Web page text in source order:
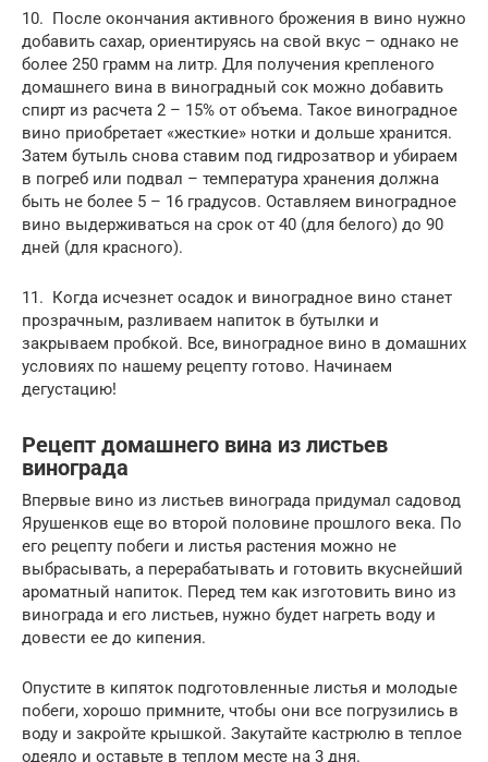
10. После окончания активного брожения в вино нужно
добавить сахар, ориентируясь на свой вкус – однако не
более 250 грамм на литр. Для получения крепленого
домашнего вина в виноградный сок можно добавить
спирт из расчета 2 – 15% от объема. Такое виноградное
вино приобретает «жесткие» нотки и дольше хранится.
Затем бутыль снова ставим под гидрозатвор и убираем
в погреб или подвал – температура хранения должна
быть не более 5 – 16 градусов. Оставляем виноградное
вино выдерживаться на срок от 40 (для белого) до 90
дней (для красного).
11. Когда исчезнет осадок и виноградное вино станет
прозрачным, разливаем напиток в бутылки и
закрываем пробкой. Все, виноградное вино в домашних
условиях по нашему рецепту готово. Начинаем
дегустацию!
Рецепт домашнего вина из листьев
винограда
Впервые вино из листьев винограда придумал садовод
Ярушенков еще во второй половине прошлого века. По
его рецепту побеги и листья растения можно не
выбрасывать, а перерабатывать и готовить вкуснейший
ароматный напиток. Перед тем как изготовить вино из
винограда и его листьев, нужно будет нагреть воду и
довести ее до кипения.
Опустите в кипяток подготовленные листья и молодые
побеги, хорошо примните, чтобы они все погрузились в
воду и закройте крышкой. Закутайте кастрюлю в теплое
одеяло и оставьте в теплом месте на 3 дня.